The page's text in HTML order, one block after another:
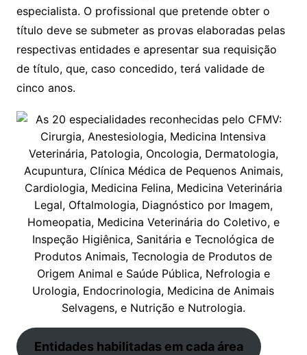
especialista. O profissional que pretende obter o
título deve se submeter as provas elaboradas pelas
respectivas entidades e apresentar sua requisição
de título, que, caso concedido, terá validade de
cinco anos.
Entidades habilitadas em cada área